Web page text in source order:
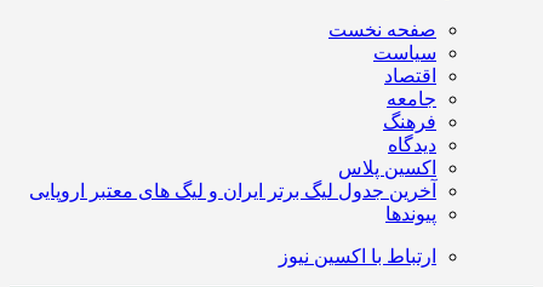
صفحه نخست
سیاست
اقتصاد
جامعه
فرهنگ
دیدگاه
اکسین پلاس
آخرین جدول لیگ برتر ایران و لیگ های معتبر اروپایی
پیوندها
ارتباط با اکسین نیوز